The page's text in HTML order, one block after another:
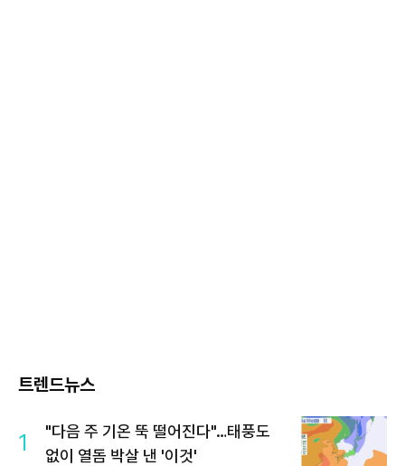
트렌드뉴스
1
"다음 주 기온 뚝 떨어진다"…태풍도
없이 열돔 박살 낸 '이것'